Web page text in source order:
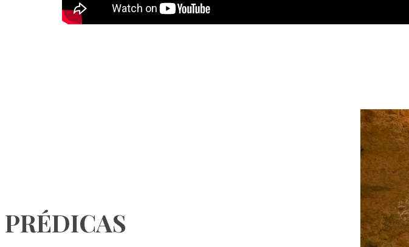
PRÉDICAS